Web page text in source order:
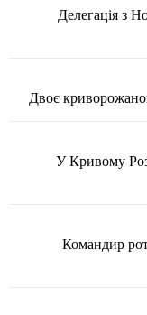
Делегація з
Двоє
У Кривому
Командир